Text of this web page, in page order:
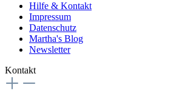
Hilfe & Kontakt
Impressum
Datenschutz
Martha's Blog
Newsletter
Kontakt